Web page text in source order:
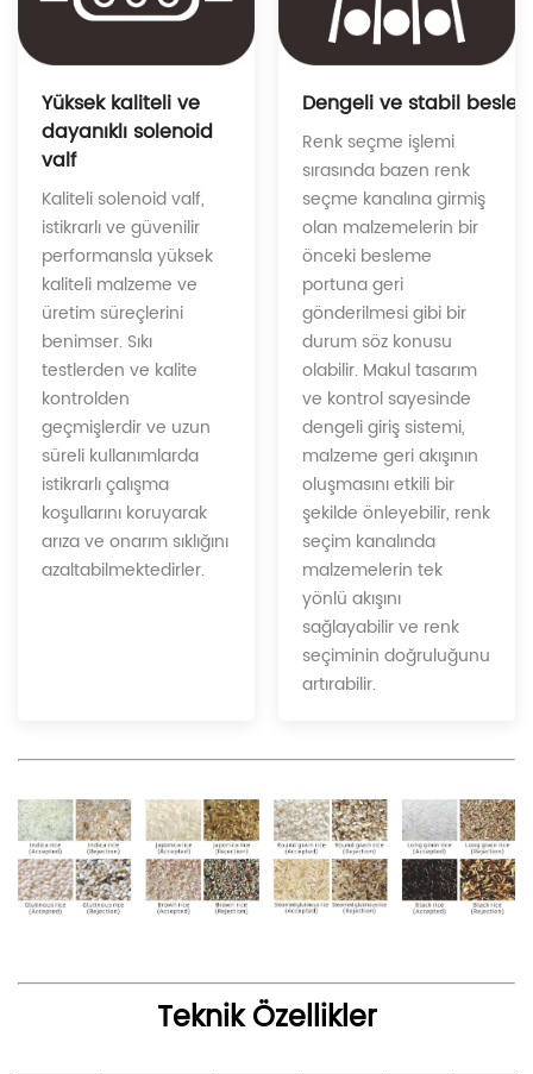
Yüksek kaliteli ve
dayanıklı solenoid
valf
Kaliteli solenoid valf,
istikrarlı ve güvenilir
performansla yüksek
kaliteli malzeme ve
üretim süreçlerini
benimser. Sıkı
testlerden ve kalite
kontrolden
geçmişlerdir ve uzun
süreli kullanımlarda
istikrarlı çalışma
koşullarını koruyarak
arıza ve onarım sıklığını
azaltabilmektedirler.
Dengeli ve stabil
Renk seçme işlemi
sırasında bazen renk
seçme kanalına girmiş
olan malzemelerin bir
önceki besleme
portuna geri
gönderilmesi gibi bir
durum söz konusu
olabilir. Makul tasarım
ve kontrol sayesinde
dengeli giriş sistemi,
malzeme geri akışının
oluşmasını etkili bir
şekilde önleyebilir, renk
seçim kanalında
malzemelerin tek
yönlü akışını
sağlayabilir ve renk
seçiminin doğruluğunu
artırabilir.
Teknik Özellikler